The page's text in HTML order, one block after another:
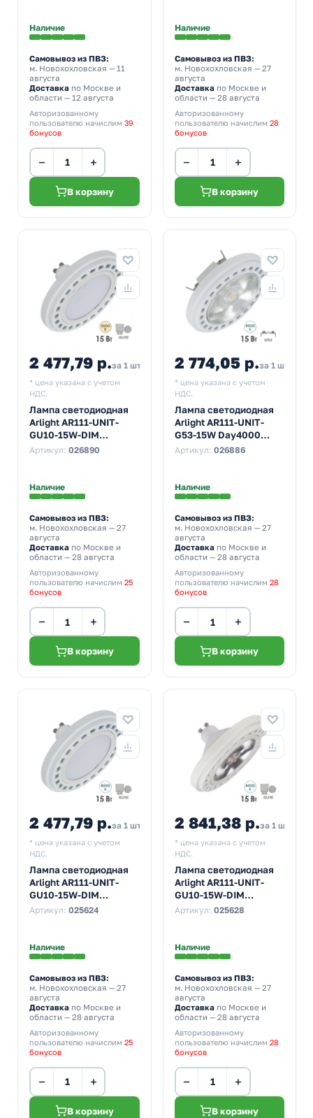
Наличие
Самовывоз из ПВЗ:
м. Новохохловская — 11
августа
Доставка по Москве и
области — 12 августа
Авторизованному
пользователю начислим 39
бонусов
− +
В корзину
Наличие
Самовывоз из ПВЗ:
м. Новохохловская — 27
августа
Доставкапо Москве и
области — 28 августа
Авторизованному
пользователю начислим 28
бонусов
− +
В корзину
2 477,79 р.за 1 шт
* цена указана с учетом
НДС.
Лампа светодиодная
Arlight AR111-UNIT-
GU10-15W-DIM
Warm3000 3000K 220V
Артикул: 026890
Наличие
Самовывоз из ПВЗ:
м. Новохохловская — 27
августа
Доставка по Москве и
области — 28 августа
Авторизованному
пользователю начислим 25
бонусов
− +
В корзину
2 774,05 р.за 1 шт
* цена указана с учетом
НДС.
Лампа светодиодная
Arlight AR111-UNIT-
G53-15W Day4000
4000K 12V 24° 1100Lm
Артикул: 026886
Наличие
Самовывоз из ПВЗ:
м. Новохохловская — 27
августа
Доставкапо Москве и
области — 28 августа
Авторизованному
пользователю начислим 28
бонусов
− +
В корзину
2 477,79 р.за 1 шт
* цена указана с учетом
НДС.
Лампа светодиодная
Arlight AR111-UNIT-
GU10-15W-DIM
Day4000 4000K 220V
Артикул: 025624
Наличие
Самовывоз из ПВЗ:
м. Новохохловская — 27
августа
Доставка по Москве и
области — 28 августа
Авторизованному
пользователю начислим 25
бонусов
− +
В корзину
2 841,38 р.за 1 шт
* цена указана с учетом
НДС.
Лампа светодиодная
Arlight AR111-UNIT-
GU10-15W-DIM
Day4000 4000K 220V
Артикул: 025628
Наличие
Самовывоз из ПВЗ:
м. Новохохловская — 27
августа
Доставкапо Москве и
области — 28 августа
Авторизованному
пользователю начислим 28
бонусов
− +
В корзину